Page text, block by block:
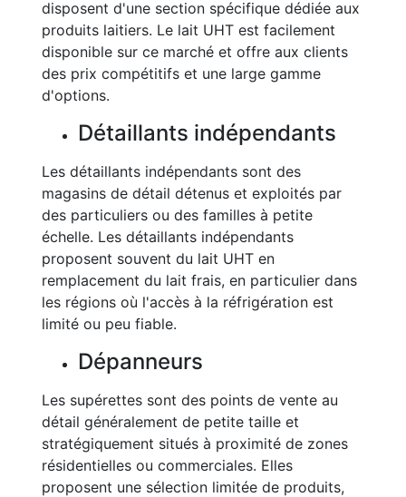
disposent d'une section spécifique dédiée aux
produits laitiers. Le lait UHT est facilement
disponible sur ce marché et offre aux clients
des prix compétitifs et une large gamme
d'options.
Détaillants indépendants
Les détaillants indépendants sont des
magasins de détail détenus et exploités par
des particuliers ou des familles à petite
échelle. Les détaillants indépendants
proposent souvent du lait UHT en
remplacement du lait frais, en particulier dans
les régions où l'accès à la réfrigération est
limité ou peu fiable.
Dépanneurs
Les supérettes sont des points de vente au
détail généralement de petite taille et
stratégiquement situés à proximité de zones
résidentielles ou commerciales. Elles
proposent une sélection limitée de produits,